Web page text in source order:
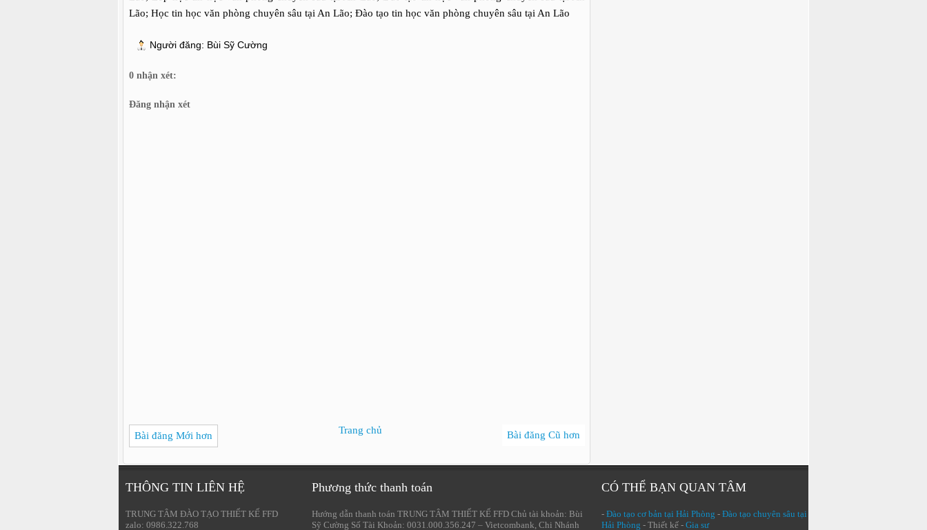
Lão; Học tin học văn phòng chuyên sâu tại An Lão; Đào tạo tin học văn phòng chuyên sâu tại An Lão
Người đăng: Bùi Sỹ Cường
0 nhận xét:
Đăng nhận xét
Bài đăng Mới hơn Bài đăng Cũ hơn
Trang chủ
THÔNG TIN LIÊN HỆ
TRUNG TÂM ĐÀO TẠO THIẾT KẾ FFD
zalo: 0986.322.768
Phương thức thanh toán
Hướng dẫn thanh toán TRUNG TÂM THIẾT KẾ FFD Chủ tài khoản: Bùi
Sỹ Cường Số Tài Khoản: 0031.000.356.247 – Vietcombank, Chi Nhánh
CÓ THỂ BẠN QUAN TÂM
- Đào tạo cơ bản tại Hải Phòng - Đào tạo chuyên sâu tại
Hải Phòng - Thiết kế - Gia sư